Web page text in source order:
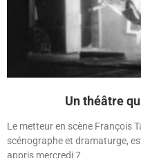
Un théâtre
Le metteur en scène François
scénographe et dramaturge,
appris mercredi 7